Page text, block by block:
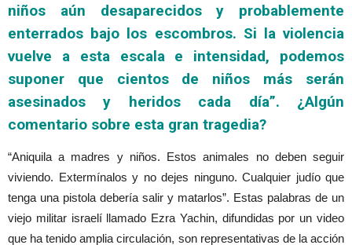
niños aún desaparecidos y probablemente
enterrados bajo los escombros. Si la violencia
vuelve a esta escala e intensidad, podemos
suponer que cientos de niños más serán
asesinados y heridos cada día”. ¿Algún
comentario sobre esta gran tragedia?
“Aniquila a madres y niños. Estos animales no deben seguir
viviendo. Extermínalos y no dejes ninguno. Cualquier judío que
tenga una pistola debería salir y matarlos”. Estas palabras de un
viejo militar israelí llamado Ezra Yachin, difundidas por un video
que ha tenido amplia circulación, son representativas de la acción